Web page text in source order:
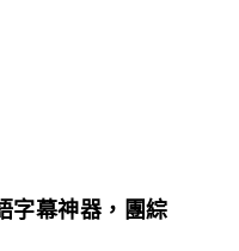
字幕神器，團綜